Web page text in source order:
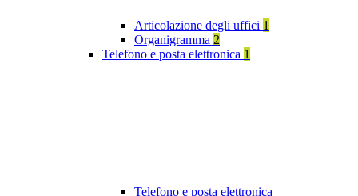
Articolazione degli uffici 1
Organigramma 2
Telefono e posta elettronica 1
Telefono e posta elettronica